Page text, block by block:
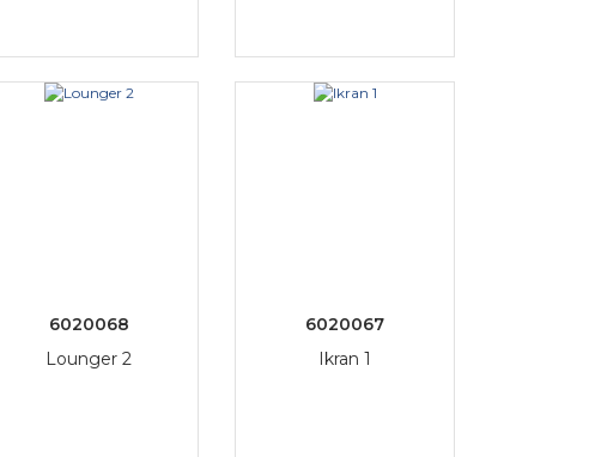
6020068
Lounger 2
6020067
Ikran 1